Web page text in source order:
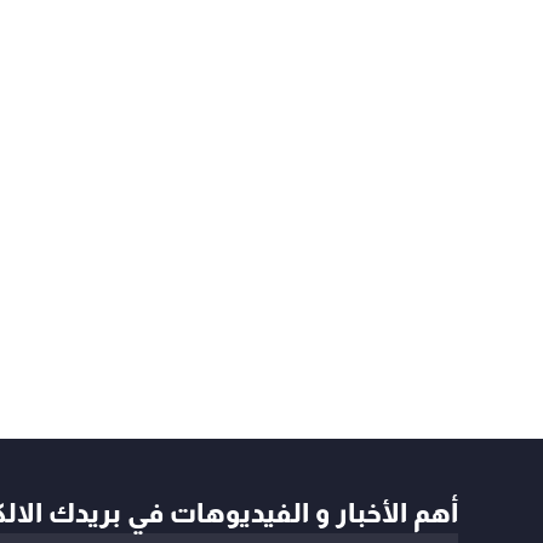
أهم الأخبار و الفيديوهات في بريدك